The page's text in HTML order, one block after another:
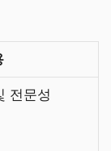
전문성